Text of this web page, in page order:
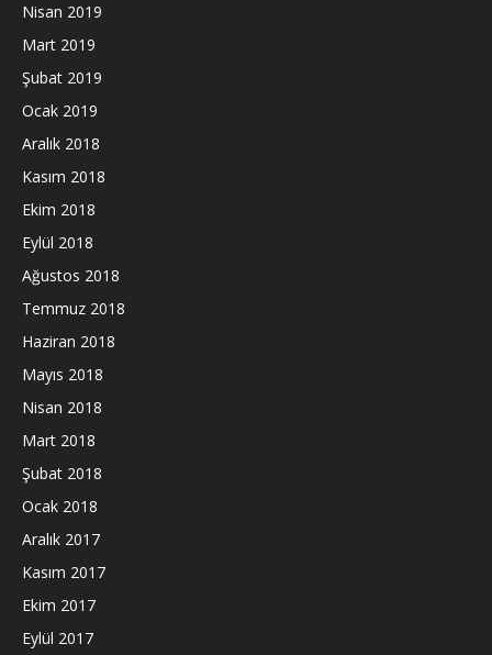
Nisan 2019
Mart 2019
Şubat 2019
Ocak 2019
Aralık 2018
Kasım 2018
Ekim 2018
Eylül 2018
Ağustos 2018
Temmuz 2018
Haziran 2018
Mayıs 2018
Nisan 2018
Mart 2018
Şubat 2018
Ocak 2018
Aralık 2017
Kasım 2017
Ekim 2017
Eylül 2017